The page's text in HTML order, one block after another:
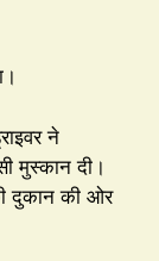
ने
मुस्कान दी।
दुकान की ओर